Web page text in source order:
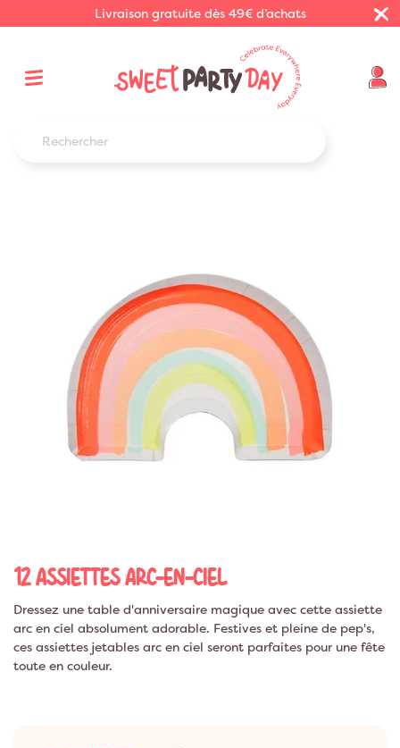
Livraison gratuite dès 49€ d’achats
12 ASSIETTES ARC-EN-CIEL
Dressez une table d'anniversaire magique avec cette assiette
arc en ciel absolument adorable. Festives et pleine de pep's,
ces assiettes jetables arc en ciel seront parfaites pour une fête
toute en couleur.